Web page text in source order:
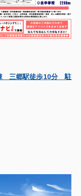
三郷駅徒歩10分 駐